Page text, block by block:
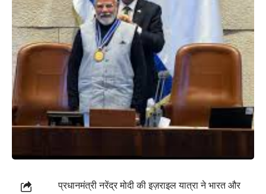
प्रधानमंत्री नरेंद्र मोदी की इज़राइल यात्रा ने भारत और